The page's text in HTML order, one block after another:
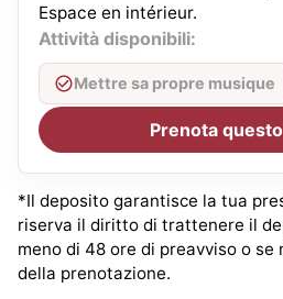
Espace en intérieur.
Attività disponibili:
Mettre sa propre musique
Prenota
*Il deposito garantisce la tua
riserva il diritto di trattenere il
meno di 48 ore di preavviso o
della prenotazione.